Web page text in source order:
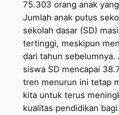
75.303 orang anak
Jumlah anak putus
sekolah dasar (SD)
tertinggi, meskipun
dari tahun sebelumnya.
siswa SD mencapai
tren menurun ini tetap
kita untuk terus
kualitas pendidikan